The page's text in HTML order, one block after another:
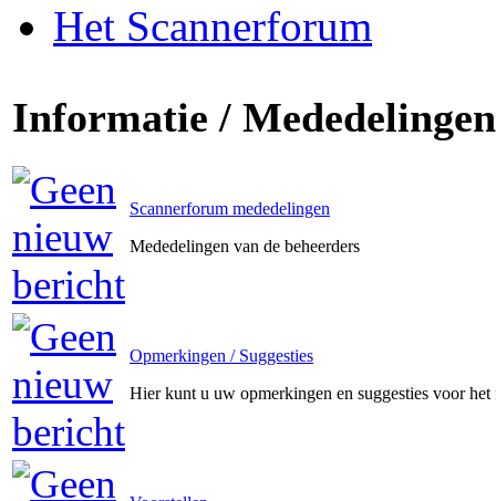
Het Scannerforum
Informatie / Mededelingen
Scannerforum mededelingen
Mededelingen van de beheerders
Opmerkingen / Suggesties
Hier kunt u uw opmerkingen en suggesties voor